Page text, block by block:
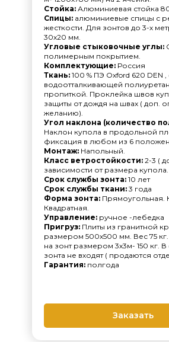
Стойка: Алюминиевая стойка
Спицы: алюминиевые спицы с
жесткости. Для зонтов до 3-х
30х20 мм.
Угловые стыковочные углы:
полимерным покрытием.
Комплектующие: Россия
Ткань: 100 % ПЭ Оxford 620 DEN ,
водоотталкивающей
пропиткой. Проклейка швов
защиты от дождя на швах ( доп.
желанию).
Угол наклона (количество
Наклон купола в продольной
фиксация в любом из 6
Монтаж: Напольный.
Класс ветростойкости: 2-3 (
зависимости от размера купола.
Срок службы зонта: 10 лет
Срок службы ткани: 3 года
Форма зонта: Прямоугольная.
Квадратная.
Управление: ручное -лебедка
Пригруз: Плиты из гранитной
размером 500х500 мм. Вес 75
на зонт размером 3х3м- 150 кг. В
зонта не входят ( продаются
Гарантия: полгода
Заказать